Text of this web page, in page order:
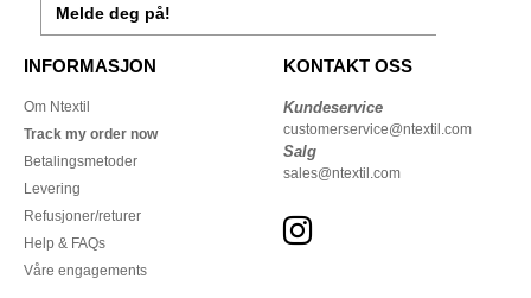
Melde deg på!
INFORMASJON
Om Ntextil
Track my order now
Betalingsmetoder
Levering
Refusjoner/returer
Help & FAQs
Våre engagements
KONTAKT OSS
Kundeservice
customerservice@ntextil.com
Salg
sales@ntextil.com